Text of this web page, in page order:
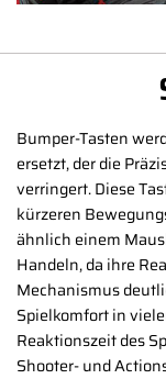
Bumper-Tasten
ersetzt, der die
verringert. Diese
kürzeren
ähnlich einem
Handeln, da ihre
Mechanismus
Spielkomfort in
Reaktionszeit des
Shooter- und